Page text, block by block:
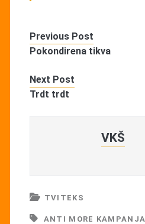
Previous Post
Pokondirena tikva
Next Post
Trdt trdt
VKŠ
TVITEKS
ANTI MORE KAMPANJA